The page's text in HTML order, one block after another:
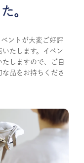
。
ントが大変ご好評
たします。イベン
たしますので、ご自
品をお持ちくださ